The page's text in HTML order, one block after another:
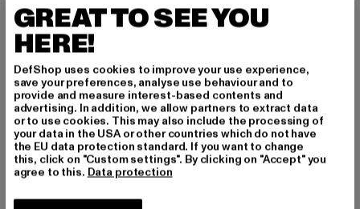
-50%
GREAT TO SEE YOU
HERE!
DefShop uses cookies to improve your use experience,
save your preferences, analyse use behaviour and to
provide and measure interest-based contents and
advertising. In addition, we allow partners to extract data
or to use cookies. This may also include the processing of
your data in the USA or other countries which do not have
the EU data protection standard. If you want to change
this, click on "Custom settings". By clicking on "Accept" you
agree to this. Data protection